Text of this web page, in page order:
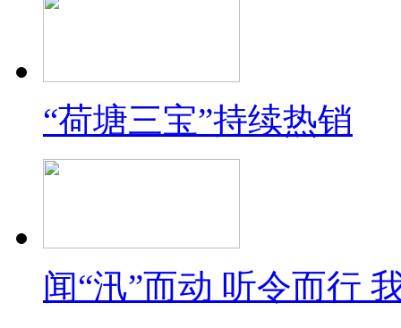
“荷塘三宝”持续热销
闻“汛”而动 听令而行